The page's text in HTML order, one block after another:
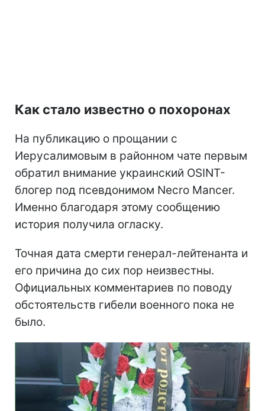
Как стало известно о похоронах
На публикацию о прощании с
Иерусалимовым в районном чате первым
обратил внимание украинский OSINT-
блогер под псевдонимом Necro Mancer.
Именно благодаря этому сообщению
история получила огласку.
Точная дата смерти генерал-лейтенанта и
его причина до сих пор неизвестны.
Официальных комментариев по поводу
обстоятельств гибели военного пока не
было.